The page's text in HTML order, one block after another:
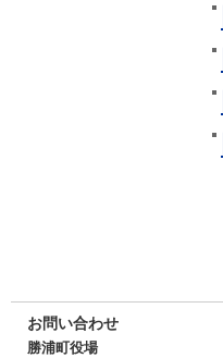
お問い合わせ
勝浦町役場